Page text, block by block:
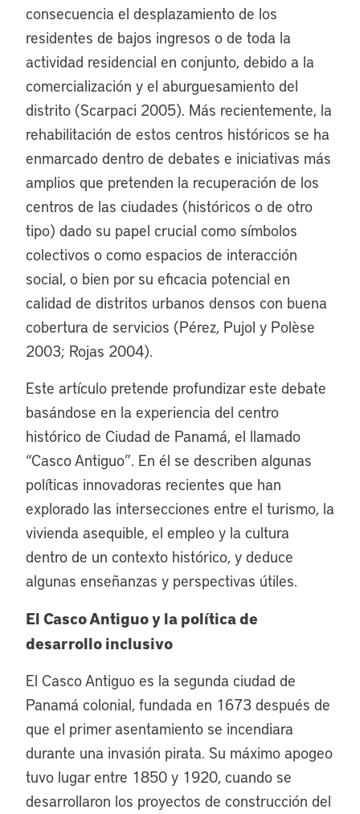
consecuencia el desplazamiento de los
residentes de bajos ingresos o de toda la
actividad residencial en conjunto, debido a la
comercialización y el aburguesamiento del
distrito (Scarpaci 2005). Más recientemente, la
rehabilitación de estos centros históricos se ha
enmarcado dentro de debates e iniciativas más
amplios que pretenden la recuperación de los
centros de las ciudades (históricos o de otro
tipo) dado su papel crucial como símbolos
colectivos o como espacios de interacción
social, o bien por su eficacia potencial en
calidad de distritos urbanos densos con buena
cobertura de servicios (Pérez, Pujol y Polèse
2003; Rojas 2004).
Este artículo pretende profundizar este debate
basándose en la experiencia del centro
histórico de Ciudad de Panamá, el llamado
“Casco Antiguo”. En él se describen algunas
políticas innovadoras recientes que han
explorado las intersecciones entre el turismo, la
vivienda asequible, el empleo y la cultura
dentro de un contexto histórico, y deduce
algunas enseñanzas y perspectivas útiles.
El Casco Antiguo y la política de
desarrollo inclusivo
El Casco Antiguo es la segunda ciudad de
Panamá colonial, fundada en 1673 después de
que el primer asentamiento se incendiara
durante una invasión pirata. Su máximo apogeo
tuvo lugar entre 1850 y 1920, cuando se
desarrollaron los proyectos de construcción del